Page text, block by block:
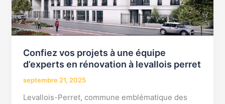
Confiez vos projets à une équipe
d’experts en rénovation à levallois perret
septembre 21, 2025
Levallois-Perret, commune emblématique des
d’experts
en
rénovation
levallois
perret